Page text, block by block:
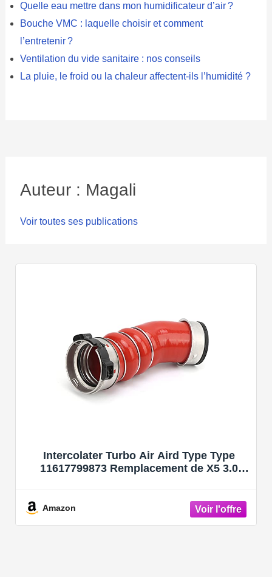
Quelle eau mettre dans mon humidificateur d’air ?
Bouche VMC : laquelle choisir et comment
l’entretenir ?
Ventilation du vide sanitaire : nos conseils
La pluie, le froid ou la chaleur affectent-ils l’humidité ?
Auteur : Magali
Voir toutes ses publications
Intercolater Turbo Air Aird Type Type
11617799873 Remplacement de X5 3.0
Amazon